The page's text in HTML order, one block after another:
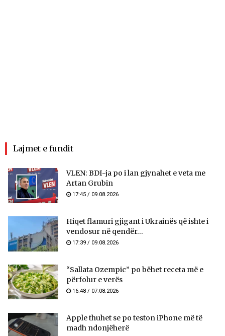
Lajmet e fundit
VLEN: BDI-ja po i lan gjynahet e veta me
Artan Grubin
17:45 / 09.08.2026
Hiqet flamuri gjigant i Ukrainës që ishte i
vendosur në qendër...
17:39 / 09.08.2026
“Sallata Ozempic” po bëhet receta më e
përfolur e verës
16:48 / 07.08.2026
Apple thuhet se po teston iPhone më të
madh ndonjëherë